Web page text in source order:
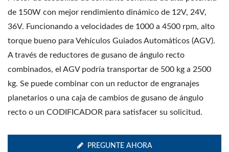
de 150W con mejor rendimiento dinámico de 12V, 24V,
36V. Funcionando a velocidades de 1000 a 4500 rpm, alto
torque bueno para Vehículos Guiados Automáticos (AGV).
A través de reductores de gusano de ángulo recto
combinados, el AGV podría transportar de 500 kg a 2500
kg. Se puede combinar con un reductor de engranajes
planetarios o una caja de cambios de gusano de ángulo
recto o un CODIFICADOR para satisfacer su solicitud.
PREGUNTE AHORA